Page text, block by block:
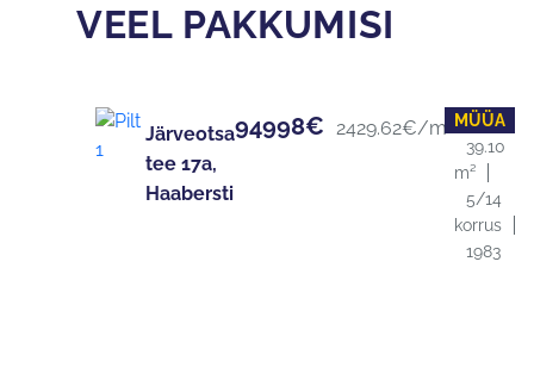
VEEL PAKKUMISI
MÜÜA
Järveotsa
tee 17a,
Haabersti
94998€ 2429.62€/m²1 tuba
39.10
m²
5/14
korrus
1983